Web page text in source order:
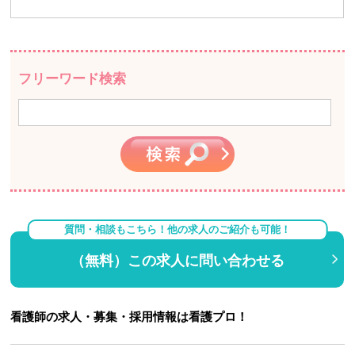
フリーワード検索
質問・相談もこちら！他の求人のご紹介も可能！
（無料）この求人に問い合わせる
看護師の求人・募集・採用情報は看護プロ！